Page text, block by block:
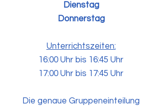
Dienstag
Donnerstag
Unterrichtszeiten:
16:00 Uhr bis 16:45 Uhr
17:00 Uhr bis 17:45 Uhr
Die genaue Gruppeneinteilung